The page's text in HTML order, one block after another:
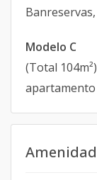
Modelo C
(Total
apartamento